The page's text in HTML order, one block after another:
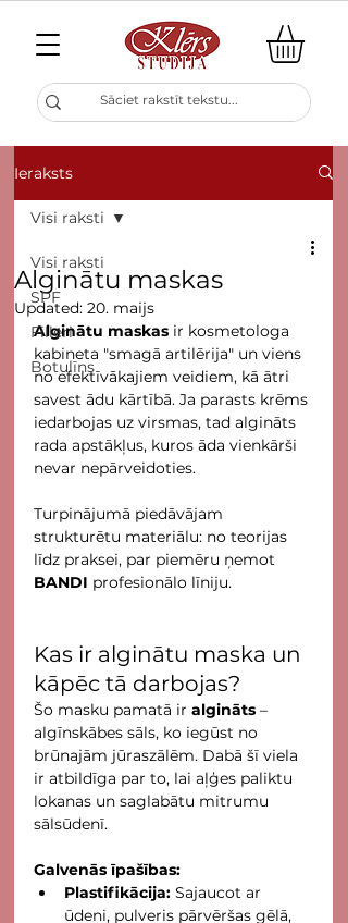
Ieraksts
Visi raksti
SPF
Filleri
Botulīns
Visi raksti
Alginātu maskas
Updated: 20. maijs
Alginātu maskas ir kosmetologa
kabineta "smagā artilērija" un viens
no efektīvākajiem veidiem, kā ātri
savest ādu kārtībā. Ja parasts krēms
iedarbojas uz virsmas, tad algināts
rada apstākļus, kuros āda vienkārši
nevar nepārveidoties.
Turpinājumā piedāvājam
strukturētu materiālu: no teorijas
līdz praksei, par piemēru ņemot
BANDI profesionālo līniju.
Kas ir alginātu maska un
kāpēc tā darbojas?
Šo masku pamatā ir algināts –
algīnskābes sāls, ko iegūst no
brūnajām jūraszālēm. Dabā šī viela
ir atbildīga par to, lai aļģes paliktu
lokanas un saglabātu mitrumu
sālsūdenī.
Galvenās īpašības:
Plastifikācija: Sajaucot ar
ūdeni, pulveris pārvēršas gēlā,